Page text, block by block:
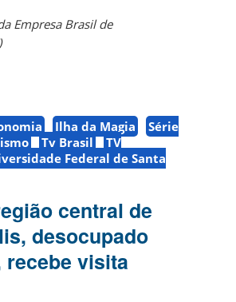
Empresa Brasil de
Ilha da Magia
Série
Tv Brasil
TV
Federal de Santa
central de
desocupado
recebe visita